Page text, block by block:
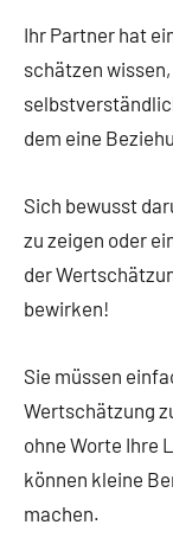
Ihr Partner hat
schätzen
dem eine
Sich bewusst
zu zeigen oder
der
bewirken!
Sie müssen
Wertschätzung
ohne Worte Ihre
können kleine
machen.